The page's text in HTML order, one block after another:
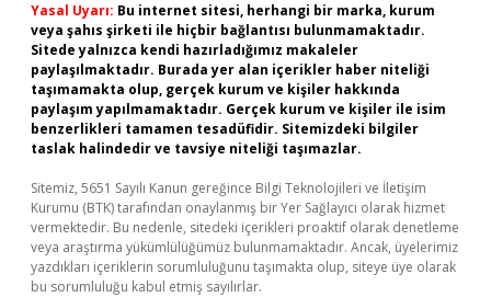
Yasal Uyarı: Bu internet sitesi, herhangi bir marka, kurum
veya şahıs şirketi ile hiçbir bağlantısı bulunmamaktadır.
Sitede yalnızca kendi hazırladığımız makaleler
paylaşılmaktadır. Burada yer alan içerikler haber niteliği
taşımamakta olup, gerçek kurum ve kişiler hakkında
paylaşım yapılmamaktadır. Gerçek kurum ve kişiler ile isim
benzerlikleri tamamen tesadüfidir. Sitemizdeki bilgiler
taslak halindedir ve tavsiye niteliği taşımazlar.
Sitemiz, 5651 Sayılı Kanun gereğince Bilgi Teknolojileri ve İletişim
Kurumu (BTK) tarafından onaylanmış bir Yer Sağlayıcı olarak hizmet
vermektedir. Bu nedenle, sitedeki içerikleri proaktif olarak denetleme
veya araştırma yükümlülüğümüz bulunmamaktadır. Ancak, üyelerimiz
yazdıkları içeriklerin sorumluluğunu taşımakta olup, siteye üye olarak
bu sorumluluğu kabul etmiş sayılırlar.